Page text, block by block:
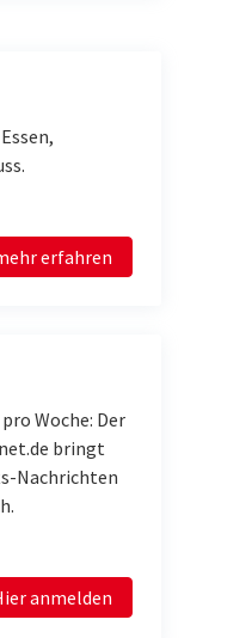
erfahren
Woche: Der
bringt
Nachrichten
anmelden